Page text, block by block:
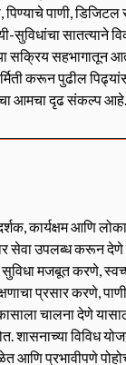
पाणी, डिजिटल
सुविधांचा सातत्याने
सक्रिय सहभागातून
करून पुढील
आमचा दृढ संकल्प आहे.
कार्यक्षम आणि
सेवा उपलब्ध करून
मजबूत करणे,
प्रसार करणे,
चालना देणे
शासनाच्या विविध
आणि प्रभावीपणे